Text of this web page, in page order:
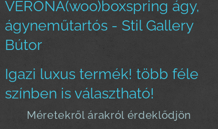
VERONA(woo)boxspring ágy,
ágyneműtartós - Stil Gallery
Bútor
Igazi luxus termék! több féle
színben is választható!
Méretekről árakról érdeklődjön